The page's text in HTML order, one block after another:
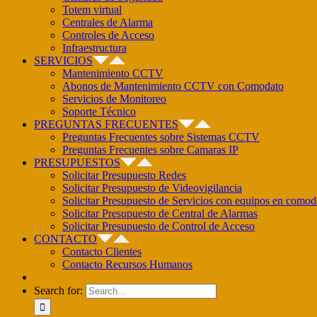
Totem virtual
Centrales de Alarma
Controles de Acceso
Infraestructura
SERVICIOS
Mantenimiento CCTV
Abonos de Mantenimiento CCTV con Comodato
Servicios de Monitoreo
Soporte Técnico
PREGUNTAS FRECUENTES
Preguntas Frecuentes sobre Sistemas CCTV
Preguntas Frecuentes sobre Camaras IP
PRESUPUESTOS
Solicitar Presupuesto Redes
Solicitar Presupuesto de Videovigilancia
Solicitar Presupuesto de Servicios con equipos en
Solicitar Presupuesto de Central de Alarmas
Solicitar Presupuesto de Control de Acceso
CONTACTO
Contacto Clientes
Contacto Recursos Humanos
Search for: